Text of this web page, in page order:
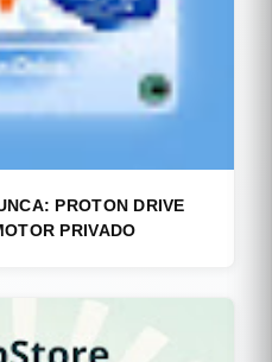
PROTON DRIVE
PRIVADO